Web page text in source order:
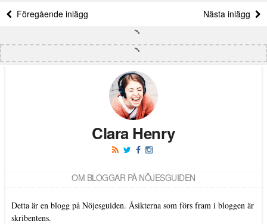
Föregående inlägg Nästa inlägg
Clara Henry
OM BLOGGAR PÅ NÖJESGUIDEN
Detta är en blogg på Nöjesguiden. Åsikterna som förs fram i bloggen är
skribentens.